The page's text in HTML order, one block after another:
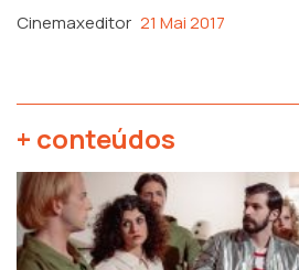
Cinemaxeditor 21 Mai 2017
+ conteúdos